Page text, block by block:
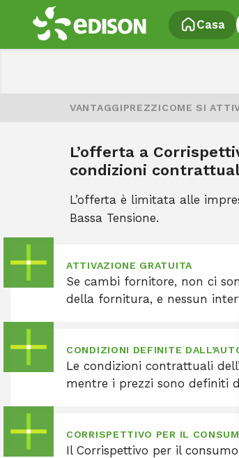
Casa
VANTAGGIPREZZICOME SI
L’offerta a
condizioni
L’offerta è limitata alle
Bassa Tensione.
ATTIVAZIONE GRATUITA
Se cambi fornitore, non ci
della fornitura, e nessun
CONDIZIONI DEFINITE
Le condizioni contrattuali
mentre i prezzi sono definiti
CORRISPETTIVO PER IL
Il Corrispettivo per il